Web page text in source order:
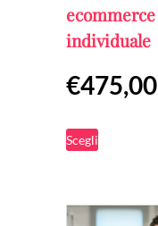
scelte
nella
pagina
prodotto
ecommerce
individuale
€475,00
Scegli